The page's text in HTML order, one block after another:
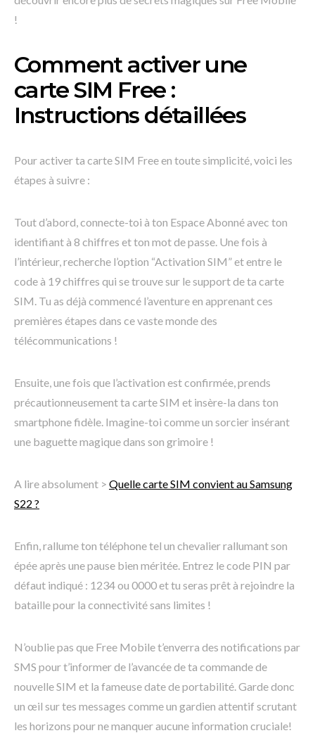
!
Comment activer une
carte SIM Free :
Instructions détaillées
Pour activer ta carte SIM Free en toute simplicité, voici les
étapes à suivre :
Tout d’abord, connecte-toi à ton Espace Abonné avec ton
identifiant à 8 chiffres et ton mot de passe. Une fois à
l’intérieur, recherche l’option “Activation SIM” et entre le
code à 19 chiffres qui se trouve sur le support de ta carte
SIM. Tu as déjà commencé l’aventure en apprenant ces
premières étapes dans ce vaste monde des
télécommunications !
Ensuite, une fois que l’activation est confirmée, prends
précautionneusement ta carte SIM et insère-la dans ton
smartphone fidèle. Imagine-toi comme un sorcier insérant
une baguette magique dans son grimoire !
A lire absolument > Quelle carte SIM convient au Samsung
S22 ?
Enfin, rallume ton téléphone tel un chevalier rallumant son
épée après une pause bien méritée. Entrez le code PIN par
défaut indiqué : 1234 ou 0000 et tu seras prêt à rejoindre la
bataille pour la connectivité sans limites !
N’oublie pas que Free Mobile t’enverra des notifications par
SMS pour t’informer de l’avancée de ta commande de
nouvelle SIM et la fameuse date de portabilité. Garde donc
un œil sur tes messages comme un gardien attentif scrutant
les horizons pour ne manquer aucune information cruciale!